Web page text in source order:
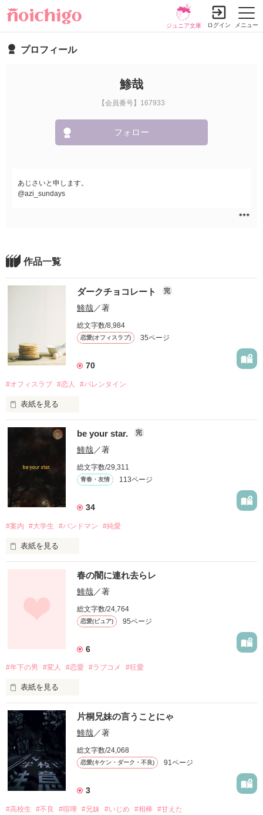
メニュー
ジュニア文庫 ログイン
プロフィール
鯵哉
【会員番号】167933
フォロー
あじさいと申します。
@azi_sundays
作品一覧
ダークチョコレート 完
鯵哉／著
総文字数/8,984
恋愛(オフィスラブ) 35ページ
70
#オフィスラブ #恋人 #バレンタイン
表紙を見る
そんなに甘くないって。
わかってたはずだった。
私の恋の命日が決まった。
20240211から
作品を読む
be your star. 完
鯵哉／著
総文字数/29,311
青春・友情 113ページ
34
#案内 #大学生 #バンドマン #純愛
表紙を見る
笑った。花みたいに。
春の闇に連れ去らレ
鯵哉／著
総文字数/24,764
恋愛(ピュア) 95ページ
6
#年下の男 #変人 #恋愛 #ラブコメ #狂愛
表紙を見る
その日、
人生のどん底まで落ちた。
「いらねえよ、返品だ」
「あたしはもう、行く場所がないので」
片桐兄妹の言うことにゃ
鯵哉／著
総文字数/24,068
恋愛(キケン・ダーク・不良) 91ページ
3
#高校生 #不良 #喧嘩 #兄妹 #いじめ #相棒 #甘えた